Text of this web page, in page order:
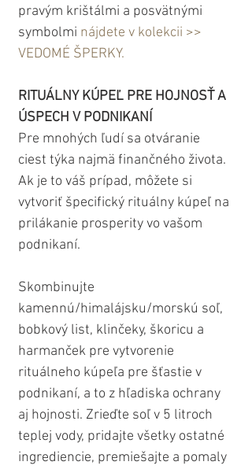
pravým krištálmi a posvätnými
symbolmi nájdete v kolekcii >>
VEDOMÉ ŠPERKY.
RITUÁLNY KÚPEĽ PRE HOJNOSŤ A
ÚSPECH V PODNIKANÍ
Pre mnohých ľudí sa otváranie
ciest týka najmä finančného života.
Ak je to váš prípad, môžete si
vytvoriť špecifický rituálny kúpeľ na
prilákanie prosperity vo vašom
podnikaní.
Skombinujte
kamennú/himalájsku/morskú soľ,
bobkový list, klinčeky, škoricu a
harmanček pre vytvorenie
rituálneho kúpeľa pre šťastie v
podnikaní, a to z hľadiska ochrany
aj hojnosti. Zrieďte soľ v 5 litroch
teplej vody, pridajte všetky ostatné
ingrediencie, premiešajte a pomaly